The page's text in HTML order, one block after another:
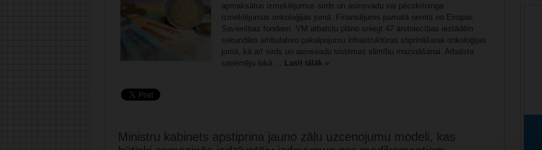
apmaksātus izmeklējumus sirds un asinsvadu vai pēcskrīninga
izmeklējumus onkoloģijas jomā. Finansējums pamatā ņemts no Eiropas
Savienības fondiem. VM atbalstu plāno sniegt 47 ārstniecības iestādēm
sekundāro ambulatoro pakalpojumu infrastruktūras stiprināšanai onkoloģijas
jomā, kā arī sirds un asinsvadu sistēmas slimību mazināšanai. Atbalsta
saņēmēju lokā ... Lasīt tālāk »
Ministru kabinets apstiprina jauno zāļu uzcenojumu modeli, kas